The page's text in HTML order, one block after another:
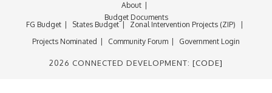
About
Budget Documents
FG Budget
States Budget
Zonal Intervention Projects (ZIP)
Projects Nominated
Community Forum Government Login
2026 CONNECTED DEVELOPMENT: [CODE]